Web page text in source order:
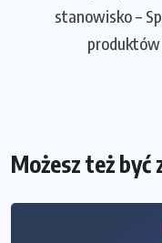
stanowisko –
produktów
Możesz też